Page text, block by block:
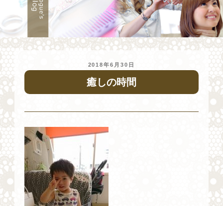
投
日:
2018年6月30日
癒しの時間